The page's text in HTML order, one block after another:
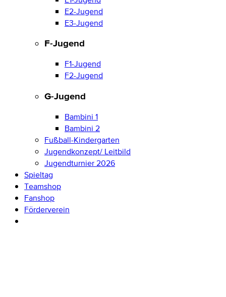
E2-Jugend
E3-Jugend
F-Jugend
F1-Jugend
F2-Jugend
G-Jugend
Bambini 1
Bambini 2
Fußball-Kindergarten
Jugendkonzept/ Leitbild
Jugendturnier 2026
Spieltag
Teamshop
Fanshop
Förderverein